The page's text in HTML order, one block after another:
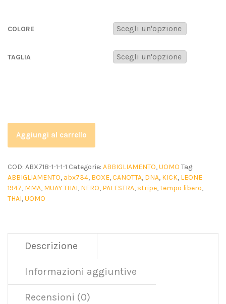
COLORE
TAGLIA
Aggiungi al carrello
COD: ABX718-1-1-1-1 Categorie: ABBIGLIAMENTO,UOMO Tag:
ABBIGLIAMENTO, abx734, BOXE,CANOTTA, DNA, KICK, LEONE
1947, MMA, MUAY THAI, NERO, PALESTRA, stripe,tempo libero,
THAI,UOMO
Descrizione
Informazioni aggiuntive
Recensioni (0)